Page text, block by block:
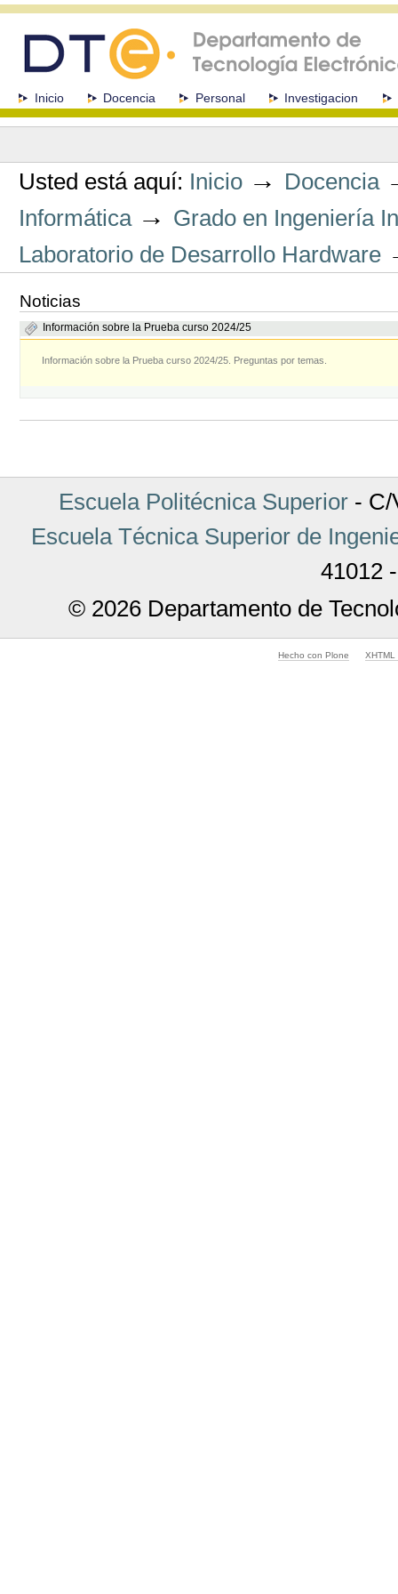
navegación
SeccionesInicio Docencia Personal Investigacion
Herramientas
Usted está aquí: Inicio → Docencia
Informática → Grado en Ingeniería
Laboratorio de Desarrollo Hardware
Noticias
Información sobre la Prueba curso 2024/25
Información sobre la Prueba curso 2024/25. Preguntas por temas.
Escuela Politécnica Superior- C/
Escuela Técnica Superior de
41012
© 2026 Departamento de
Hecho con Plone XHTML